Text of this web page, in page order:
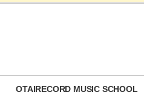
OTAIRECORD MUSIC SCHOOL